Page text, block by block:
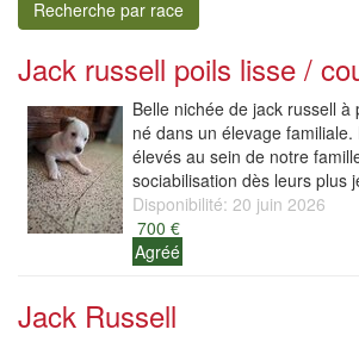
Recherche par race
Jack russell poils lisse /
Belle nichée de jack russell à
né dans un élevage
élevés au sein de notre
sociabilisation dès leurs plus
Disponibilité: 20 juin 2026
700 €
Agréé
Jack Russell